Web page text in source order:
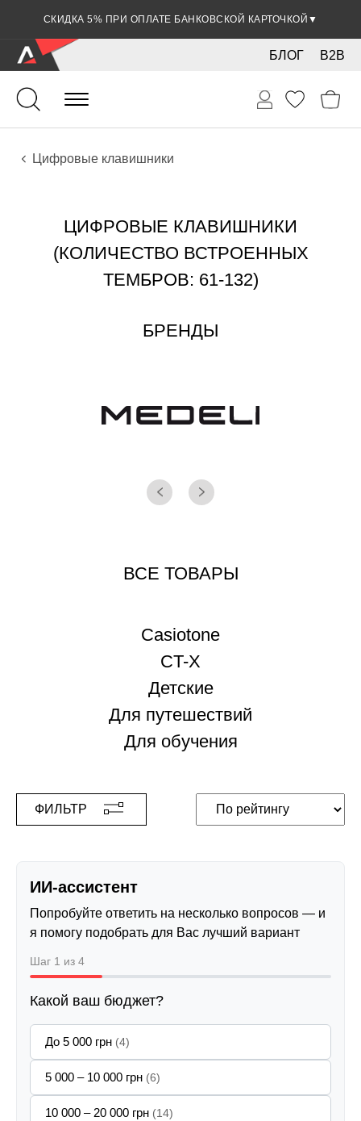
СКИДКА 5% ПРИ ОПЛАТЕ БАНКОВСКОЙ КАРТОЧКОЙ ▼
B2B
БЛОГ
Клавишные
Инструменты
Цифровые клавишники
ЦИФРОВЫЕ КЛАВИШНИКИ
(КОЛИЧЕСТВО ВСТРОЕННЫХ
ТЕМБРОВ: 61-132)
БРЕНДЫ
ВСЕ ТОВАРЫ
Casiotone
CT-X
Детские
Для путешествий
Для обучения
ФИЛЬТР
ИИ-ассистент
Попробуйте ответить на несколько вопросов — и
я помогу подобрать для Вас лучший вариант
Шаг 1 из 4
Какой ваш бюджет?
До 5 000 грн (4)
5 000 – 10 000 грн (6)
10 000 – 20 000 грн (14)